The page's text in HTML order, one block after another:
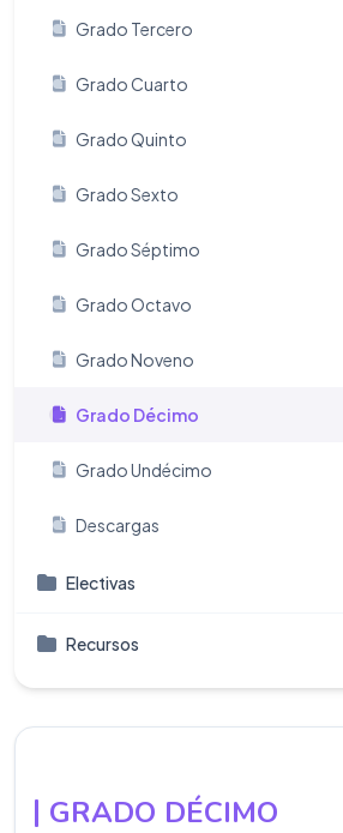
Grado Tercero
Grado Cuarto
Grado Quinto
Grado Sexto
Grado Séptimo
Grado Octavo
Grado Noveno
Grado Décimo
Grado Undécimo
Descargas
Electivas
Recursos
GRADO DÉCIMO